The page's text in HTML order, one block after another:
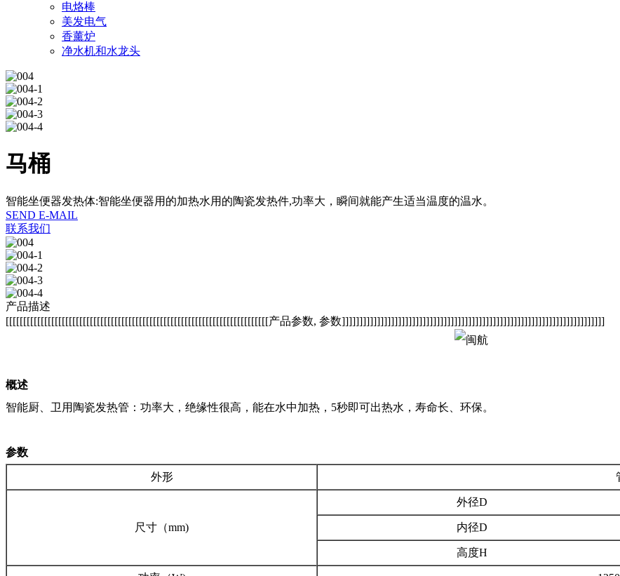
电烙棒
美发电气
香薰炉
净水机和水龙头
马桶
智能坐便器发热体:智能坐便器用的加热水用的陶瓷发热件,功率大，瞬间就能产生适当温度的温水。
SEND E-MAIL
联系我们
产品描述
[[[[[[[[[[[[[[[[[[[[[[[[[[[[[[[[[[[[[[[[[[[[[[[[[[[[[[[[[[[[[[[[[[[[[[[[[[[产品参数, 参数]]]]]]]]]]]]]]]]]]]]]]]]]]]]]]]]]]]]]]]]]]]]]]]]]]]]]]]]]]]]]]]]]]]]]]]]]]]
概述
智能厨、卫用陶瓷发热管：功率大，绝缘性很高，能在水中加热，5秒即可出热水，寿命长、环保。
参数
外形
尺寸（mm)
外径D
内径D
高度H